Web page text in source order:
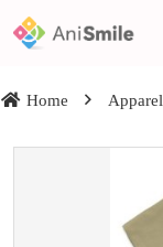
Home Apparel